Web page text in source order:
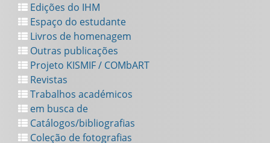
Edições do IHM
Espaço do estudante
Livros de homenagem
Outras publicações
Projeto KISMIF / COMbART
Revistas
Trabalhos académicos
em busca de
Catálogos/bibliografias
Coleção de fotografias